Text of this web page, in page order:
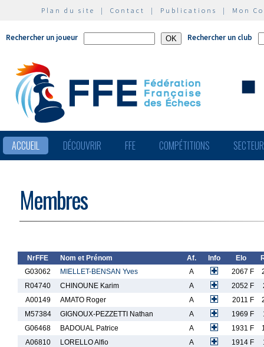
Plan du site | Contact | Publications | Mon
Rechercher un joueur Rechercher un club
ACCUEIL DÉCOUVRIR FFE COMPÉTITIONS
Membres
NrFFE Nom et Prénom Af. Info Elo
G03062
MIELLET-BENSAN Yves A 2067 F
R04740
CHINOUNE Karim A 2052 F
A00149
AMATO Roger A 2011 F
M57384
GIGNOUX-PEZZETTI Nathan A 1969 F
G06468
BADOUAL Patrice A 1931 F
A06810
LORELLO Alfio A 1914 F